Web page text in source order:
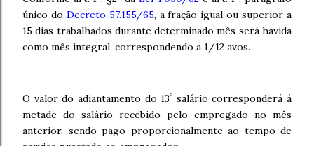
único do Decreto 57.155/65, a fração igual ou superior a
15 dias trabalhados durante determinado mês será havida
como mês integral, correspondendo a 1/12 avos.
O valor do adiantamento do 13º salário corresponderá á
metade do salário recebido pelo empregado no mês
anterior, sendo pago proporcionalmente ao tempo de